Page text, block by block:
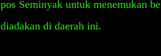
pos Seminyak untuk menemukan
diadakan di daerah ini.